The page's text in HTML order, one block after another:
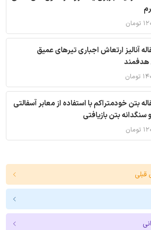
آنالیز ارتعاش اجباری تیرهای عمیق
بتن خودمتراکم با استفاده از معابر آسفالتی
سنگدانه بتن بازیافتی
قبلی